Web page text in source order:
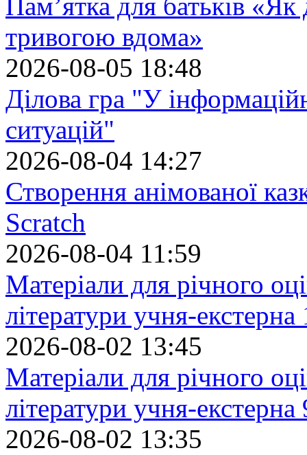
Пам’ятка для батьків
тривогою вдома»
2026-08-05 18:48
Ділова гра "У
ситуацій"
2026-08-04 14:27
Створення анімованої
Scratch
2026-08-04 11:59
Матеріали для річного
літератури учня-екстерна
2026-08-02 13:45
Матеріали для річного
літератури учня-екстерна
2026-08-02 13:35